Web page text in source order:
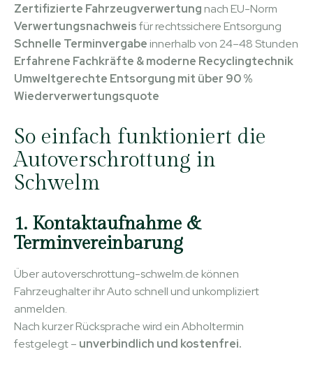
Zertifizierte Fahrzeugverwertung nach EU-Norm
Verwertungsnachweisfür rechtssichere Entsorgung
Schnelle Terminvergabe innerhalb von 24–48 Stunden
Erfahrene Fachkräfte & moderne Recyclingtechnik
Umweltgerechte Entsorgung mit über 90 %
Wiederverwertungsquote
So einfach funktioniert die
Autoverschrottung in
Schwelm
1. Kontaktaufnahme &
Terminvereinbarung
Über autoverschrottung-schwelm.de können
Fahrzeughalter ihr Auto schnell und unkompliziert
anmelden.
Nach kurzer Rücksprache wird ein Abholtermin
festgelegt – unverbindlich und kostenfrei.